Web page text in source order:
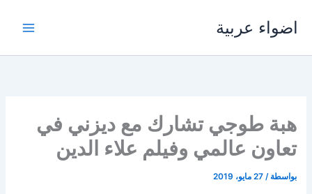
اضواء عربية
هبة طوجي تشارك مع ديزني في
تعاون عالمي وفيلم علاء الدين
بواسطة /27 مايو، 2019